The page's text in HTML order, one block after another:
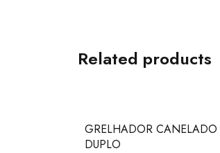
Related products
GRELHADOR CANELADO
DUPLO